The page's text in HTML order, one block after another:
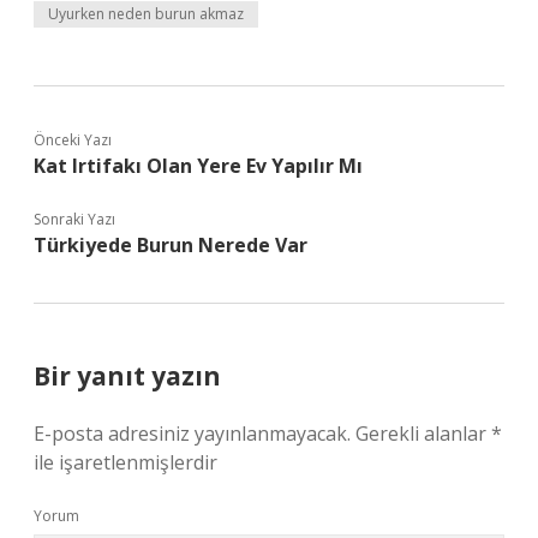
Uyurken neden burun akmaz
Önceki Yazı
Kat Irtifakı Olan Yere Ev Yapılır Mı
Sonraki Yazı
Türkiyede Burun Nerede Var
Bir yanıt yazın
E-posta adresiniz yayınlanmayacak. Gerekli alanlar*
ile işaretlenmişlerdir
Yorum